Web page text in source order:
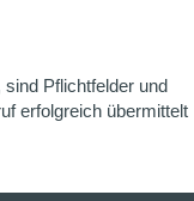
Pflichtfelder und
erfolgreich übermittelt